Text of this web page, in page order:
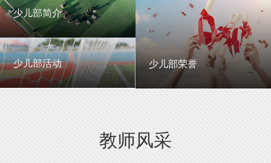
一中英才
少儿部简介
少儿部简介
少儿部活动
少儿部活动
年级动态
少儿部荣誉
少儿部荣誉
教师风采